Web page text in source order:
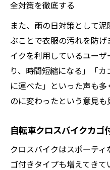
全対策を徹底する
また、雨の日対策として
ぶことで衣服の汚れを防
イクを利用しているユー
り、時間短縮になる」「
に運べた」といった声も
のに変わったという意見も
自転車クロスバイクカゴ
クロスバイクはスポーテ
ゴ付きタイプも増えてき